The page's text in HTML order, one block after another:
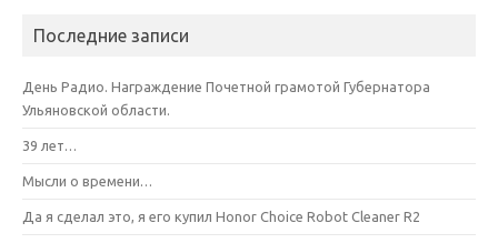
Последние записи
День Радио. Награждение Почетной грамотой Губернатора
Ульяновской области.
39 лет…
Мысли о времени…
Да я сделал это, я его купил Honor Choice Robot Cleaner R2